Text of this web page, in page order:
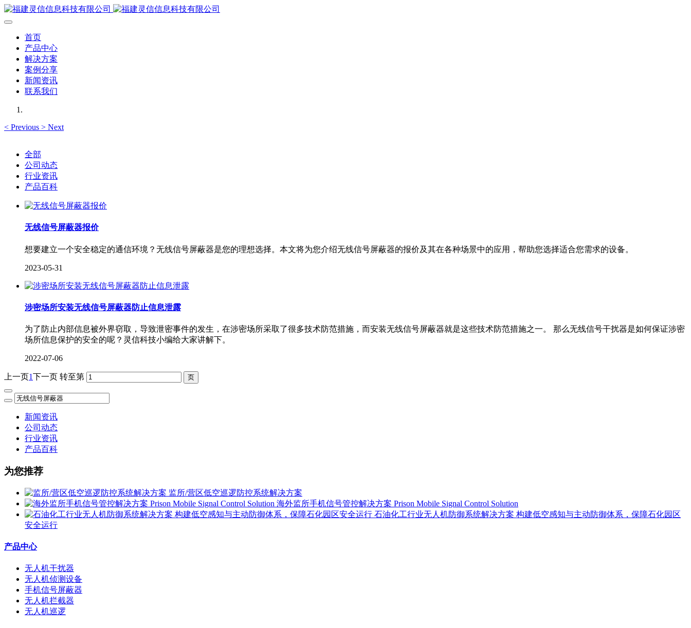
首页
产品中心
解决方案
案例分享
新闻资讯
联系我们
< Previous > Next
全部
公司动态
行业资讯
产品百科
无线信号屏蔽器报价
想要建立一个安全稳定的通信环境？无线信号屏蔽器是您的理想选择。本文将为您介绍无线信号屏蔽器的报价及其在各种场景中的应用，帮助您选择适合您需求的设备。
2023-05-31
涉密场所安装无线信号屏蔽器防止信息泄露
为了防止内部信息被外界窃取，导致泄密事件的发生，在涉密场所采取了很多技术防范措施，而安装无线信号屏蔽器就是这些技术防范措施之一。 那么无线信号干扰器是如何保证涉密
场所信息保护的安全的呢？灵信科技小编给大家讲解下。
2022-07-06
上一页1下一页 转至第
新闻资讯
公司动态
行业资讯
产品百科
为您推荐
监所/营区低空巡逻防控系统解决方案
海外监所手机信号管控解决方案 Prison Mobile Signal Control Solution
石油化工行业无人机防御系统解决方案 构建低空感知与主动防御体系，保障石化园区
安全运行
产品中心
无人机干扰器
无人机侦测设备
手机信号屏蔽器
无人机拦截器
无人机巡逻